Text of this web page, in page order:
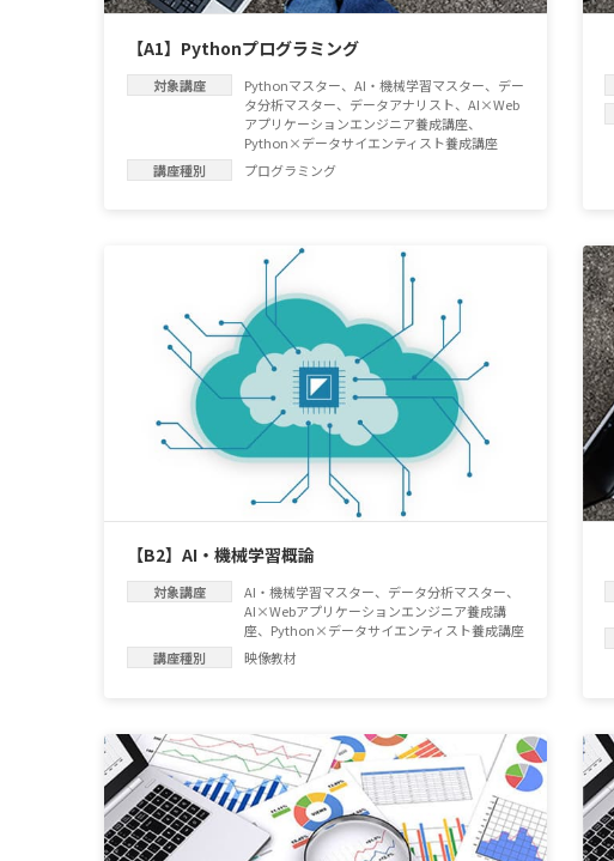
【A1】Pythonプログラミング
対象講座 Pythonマスター、 AI・機械学習マスター、 デー
タ分析マスター、 データアナリスト、 AI×Web
アプリケーションエンジニア養成講座、
Python×データサイエンティスト養成講座
講座種別
プログラミング
【B2】AI・機械学習概論
対象講座 AI・機械学習マスター、 データ分析マスター、
AI×Webアプリケーションエンジニア養成講
座、 Python×データサイエンティスト養成講座
講座種別
映像教材